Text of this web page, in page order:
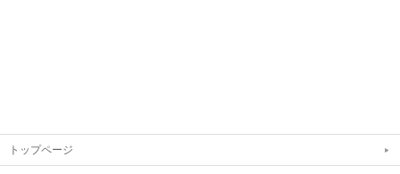
トップページ